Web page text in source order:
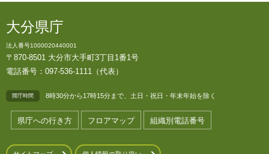
大分県庁
法人番号1000020440001
〒870-8501 大分市大手町3丁目1番1号
電話番号：097-536-1111（代表）
開庁時間 8時30分から17時15分まで、土日・祝日・年末年始を除く
県庁への行き方 フロアマップ 組織別電話番号